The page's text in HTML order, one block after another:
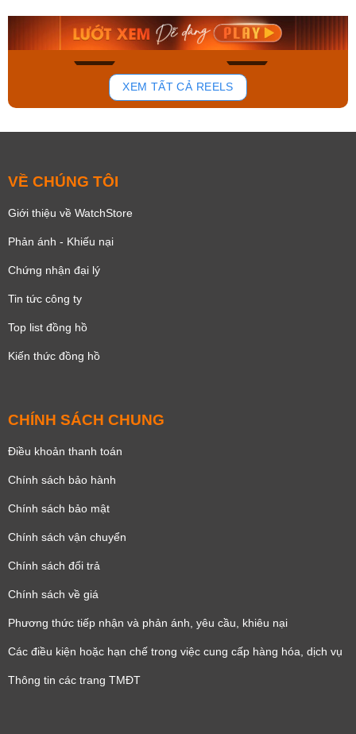
189
Mua ngay Mua ngay
XEM TẤT CẢ REELS
VỀ CHÚNG TÔI
Giới thiệu về WatchStore
Phản ánh - Khiếu nại
Chứng nhận đại lý
Tin tức công ty
Top list đồng hồ
Kiến thức đồng hồ
CHÍNH SÁCH CHUNG
Điều khoản thanh toán
Chính sách bảo hành
Chính sách bảo mật
Chính sách vận chuyển
Chính sách đổi trả
Chính sách về giá
Phương thức tiếp nhận và phản ánh, yêu cầu, khiêu nại
Các điều kiện hoặc hạn chế trong việc cung cấp hàng hóa, dịch vụ
Thông tin các trang TMĐT